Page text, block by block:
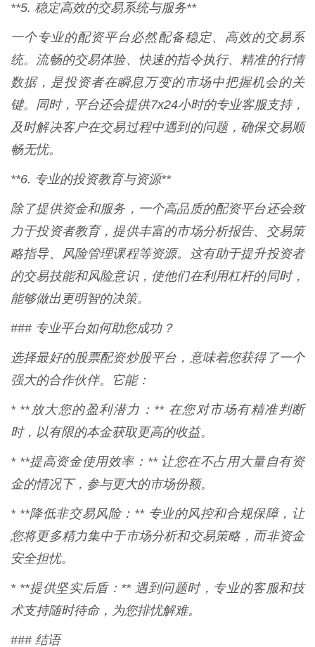
**5. 稳定高效的交易系统与服务**
一个专业的配资平台必然配备稳定、高效的交易系
统。流畅的交易体验、快速的指令执行、精准的行情
数据，是投资者在瞬息万变的市场中把握机会的关
键。同时，平台还会提供7x24小时的专业客服支持，
及时解决客户在交易过程中遇到的问题，确保交易顺
畅无忧。
**6. 专业的投资教育与资源**
除了提供资金和服务，一个高品质的配资平台还会致
力于投资者教育，提供丰富的市场分析报告、交易策
略指导、风险管理课程等资源。这有助于提升投资者
的交易技能和风险意识，使他们在利用杠杆的同时，
能够做出更明智的决策。
### 专业平台如何助您成功？
选择最好的股票配资炒股平台，意味着您获得了一个
强大的合作伙伴。它能：
* **放大您的盈利潜力：** 在您对市场有精准判断
时，以有限的本金获取更高的收益。
* **提高资金使用效率：** 让您在不占用大量自有资
金的情况下，参与更大的市场份额。
* **降低非交易风险：** 专业的风控和合规保障，让
您将更多精力集中于市场分析和交易策略，而非资金
安全担忧。
* **提供坚实后盾：** 遇到问题时，专业的客服和技
术支持随时待命，为您排忧解难。
### 结语